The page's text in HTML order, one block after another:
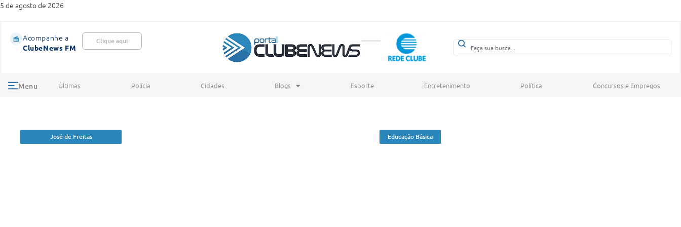
5 de agosto de 2026
Acompanhe a
ClubeNews FM
Clique aqui
Menu Últimas Polícia Cidades Blogs Esporte Entretenimento Política Concursos e Empregos
José de Freitas Educação Básica